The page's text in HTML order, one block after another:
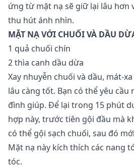
ứng từ mặt nạ sẽ giữ lại lâu hơn
thu hút ánh nhìn.
MẶT NẠ VỚI CHUỐI VÀ DẦU
1 quả chuối chín
2 thìa canh dầu dừa
Xay nhuyễn chuối và dầu, mát-
lâu càng tốt. Bạn có thể yêu
đình giúp. Để lại trong 15 phút
hợp này, trước tiên gội đầu mà
có thể gội sạch chuối, sau đó
Mặt nạ này kích thích các nang
tóc.